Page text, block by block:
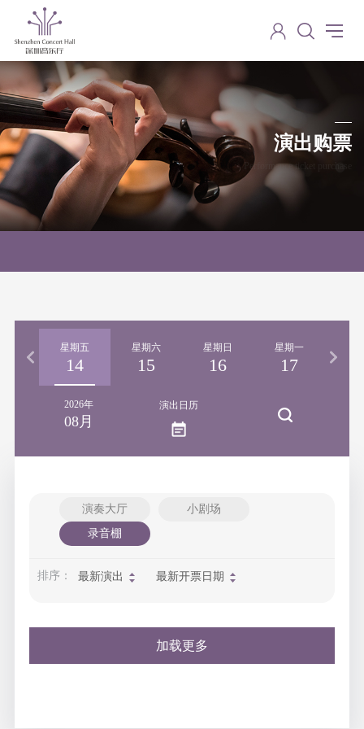
演出购票
Performance ticket purchase
星期五
14
星期六
15
星期日
16
星期一
17
2026年
08月
演出日历
演奏大厅
小剧场
录音棚
排序： 最新演出 最新开票日期
加载更多